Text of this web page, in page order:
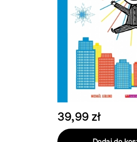
39,99 zł